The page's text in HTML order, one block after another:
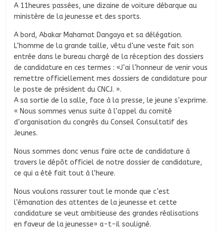
A 11heures passées, une dizaine de voiture débarque au
ministère de la jeunesse et des sports.
A bord, Abakar Mahamat Dangaya et sa délégation.
L’homme de la grande taille, vêtu d’une veste fait son
entrée dans le bureau chargé de la réception des dossiers
de candidature en ces termes : «J’ai l’honneur de venir vous
remettre officiellement mes dossiers de candidature pour
le poste de président du CNCJ. ».
A sa sortie de la salle, face à la presse, le jeune s’exprime.
« Nous sommes venus suite à l’appel du comité
d’organisation du congrès du Conseil Consultatif des
Jeunes.
Nous sommes donc venus faire acte de candidature à
travers le dépôt officiel de notre dossier de candidature,
ce qui a été fait tout à l’heure.
Nous voulons rassurer tout le monde que c’est
l’émanation des attentes de la jeunesse et cette
candidature se veut ambitieuse des grandes réalisations
en faveur de la jeunesse» a-t-il souligné.